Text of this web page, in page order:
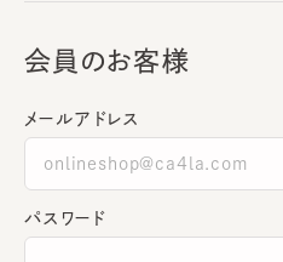
会員のお客様
メールアドレス
パスワード